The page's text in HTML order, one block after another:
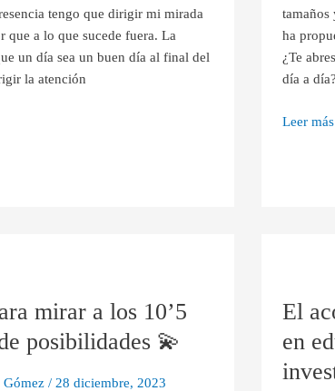
tengo que dirigir mi mirada
que a lo que sucede fuera. La
un día sea un buen día al final del
la atención
tamaños
ha
¿Te
día a
Leer
mirar a los 10’5
posibilidades 💫
Gómez / 28 diciembre, 2023
El
en
primaria.